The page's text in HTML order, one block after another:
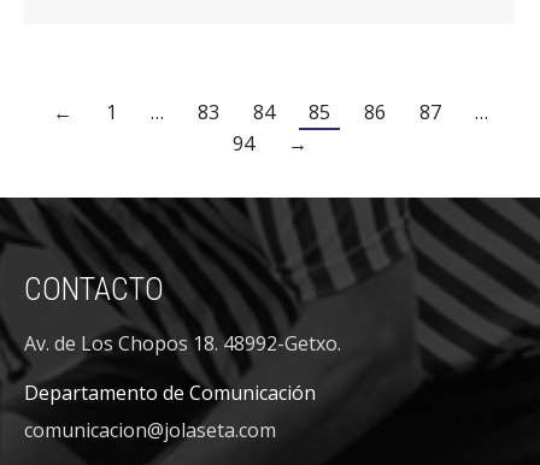
← 1 … 83 84 85 86 87
…
94
→
CONTACTO
Av. de Los Chopos 18. 48992-Getxo.
Departamento de Comunicación
comunicacion@jolaseta.com